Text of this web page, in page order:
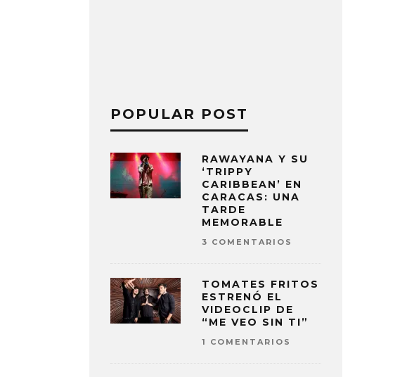
POPULAR POST
RAWAYANA Y SU
‘TRIPPY
CARIBBEAN’ EN
CARACAS: UNA
TARDE
MEMORABLE
3 COMENTARIOS
TOMATES FRITOS
ESTRENÓ EL
VIDEOCLIP DE
“ME VEO SIN TI”
1 COMENTARIOS